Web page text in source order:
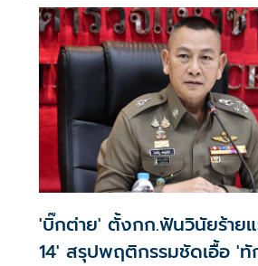
'บิ๊กต่าย' ตั้งกก.ฟันวินัยร้าย
14' สรุปพฤติกรรมชัดเอื้อ '